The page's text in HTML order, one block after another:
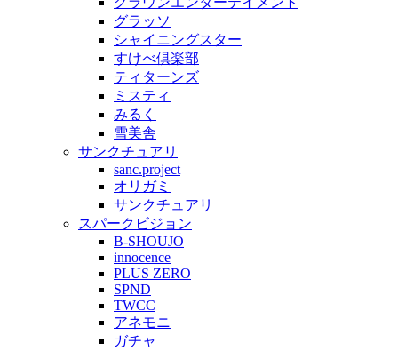
グラッソ
シャイニングスター
すけべ倶楽部
ティターンズ
ミスティ
みるく
雪美舎
サンクチュアリ
sanc.project
オリガミ
サンクチュアリ
スパークビジョン
B-SHOUJO
innocence
PLUS ZERO
SPND
TWCC
アネモニ
ガチャ